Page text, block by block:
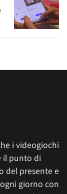
i videogiochi
il punto di
del presente e
giorno con